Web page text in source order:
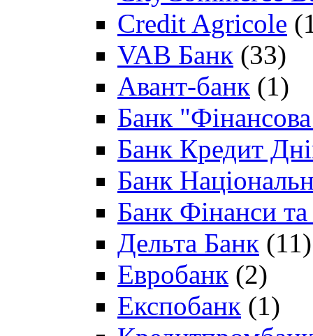
Credit Agricole
VAB Банк (33)
Авант-банк (1)
Банк "Фінансова
Банк Кредит
Банк
Банк Фінанси
Дельта Банк (11)
Евробанк (2)
Експобанк (1)